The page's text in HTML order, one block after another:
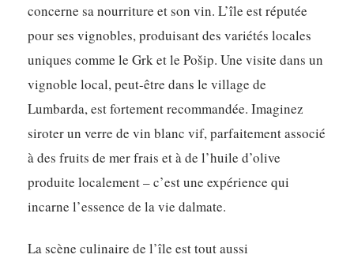
concerne sa nourriture et son vin. L’île est réputée
pour ses vignobles, produisant des variétés locales
uniques comme le Grk et le Pošip. Une visite dans un
vignoble local, peut-être dans le village de
Lumbarda, est fortement recommandée. Imaginez
siroter un verre de vin blanc vif, parfaitement associé
à des fruits de mer frais et à de l’huile d’olive
produite localement – c’est une expérience qui
incarne l’essence de la vie dalmate.
La scène culinaire de l’île est tout aussi